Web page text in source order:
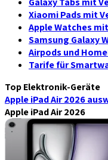
Xiaomi Pads mit
Apple Watches
Samsung Galaxy
Airpods und
Tarife für
Top Elektronik-Geräte
Apple iPad Air 2026
Apple iPad Air 2026